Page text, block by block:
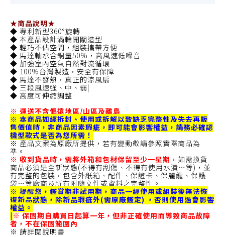
★商品說明★
◆ 專利新型360°旋轉
◆ 本產品設計渦輪開關造型
◆ 輕巧不佔空間，組裝攜帶方便
◆ 馬達軸承含銅量50%，高風速低噪音
◆ 加強室內空氣自然對流循環
◆ 100%台灣製造，安全有保障
◆ 馬達不發熱，真正的涼風扇
◆ 三段風速強、中、弱|
◆ 高度可伸縮調整
※ 運送不含偏遠地區/山區及離島
※ 本商品如經拆封、使用或拆解以致缺乏完整性及失去再販
售價值時，非商品因素瑕疵，即可能會影響權益，請務必確認
機型款式是否為您所需！
※ 產品文案為原廠所提供，若有變動敬請參照實際商品為
準。
※ 收到貨品時，需將外箱和包材保留至少一星期 ，如需換貨
商品必須是全新狀態(不得有刮傷、不得有使用水漬…等)，並
有完整的包裝，包含外紙箱、配件、保證卡、保麗龍、保護
袋…等廠商及所有附隨文件或資料之完整性。
※ 提醒您，鑑賞期非試用期，商品一經使用或組裝後無法恢
復新品狀態，除新品瑕疵外(需原廠鑑定) ，否則使用過會影響
權益。
|※ 保固期自購買日起算一年，但非正確使用而導致商品故障
者，不在保固範圍內
※ 請詳閱說明書